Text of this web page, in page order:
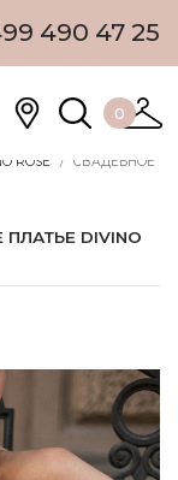
490 47 25
0
ROSE
СВАДЕБНОЕ
DIVINO